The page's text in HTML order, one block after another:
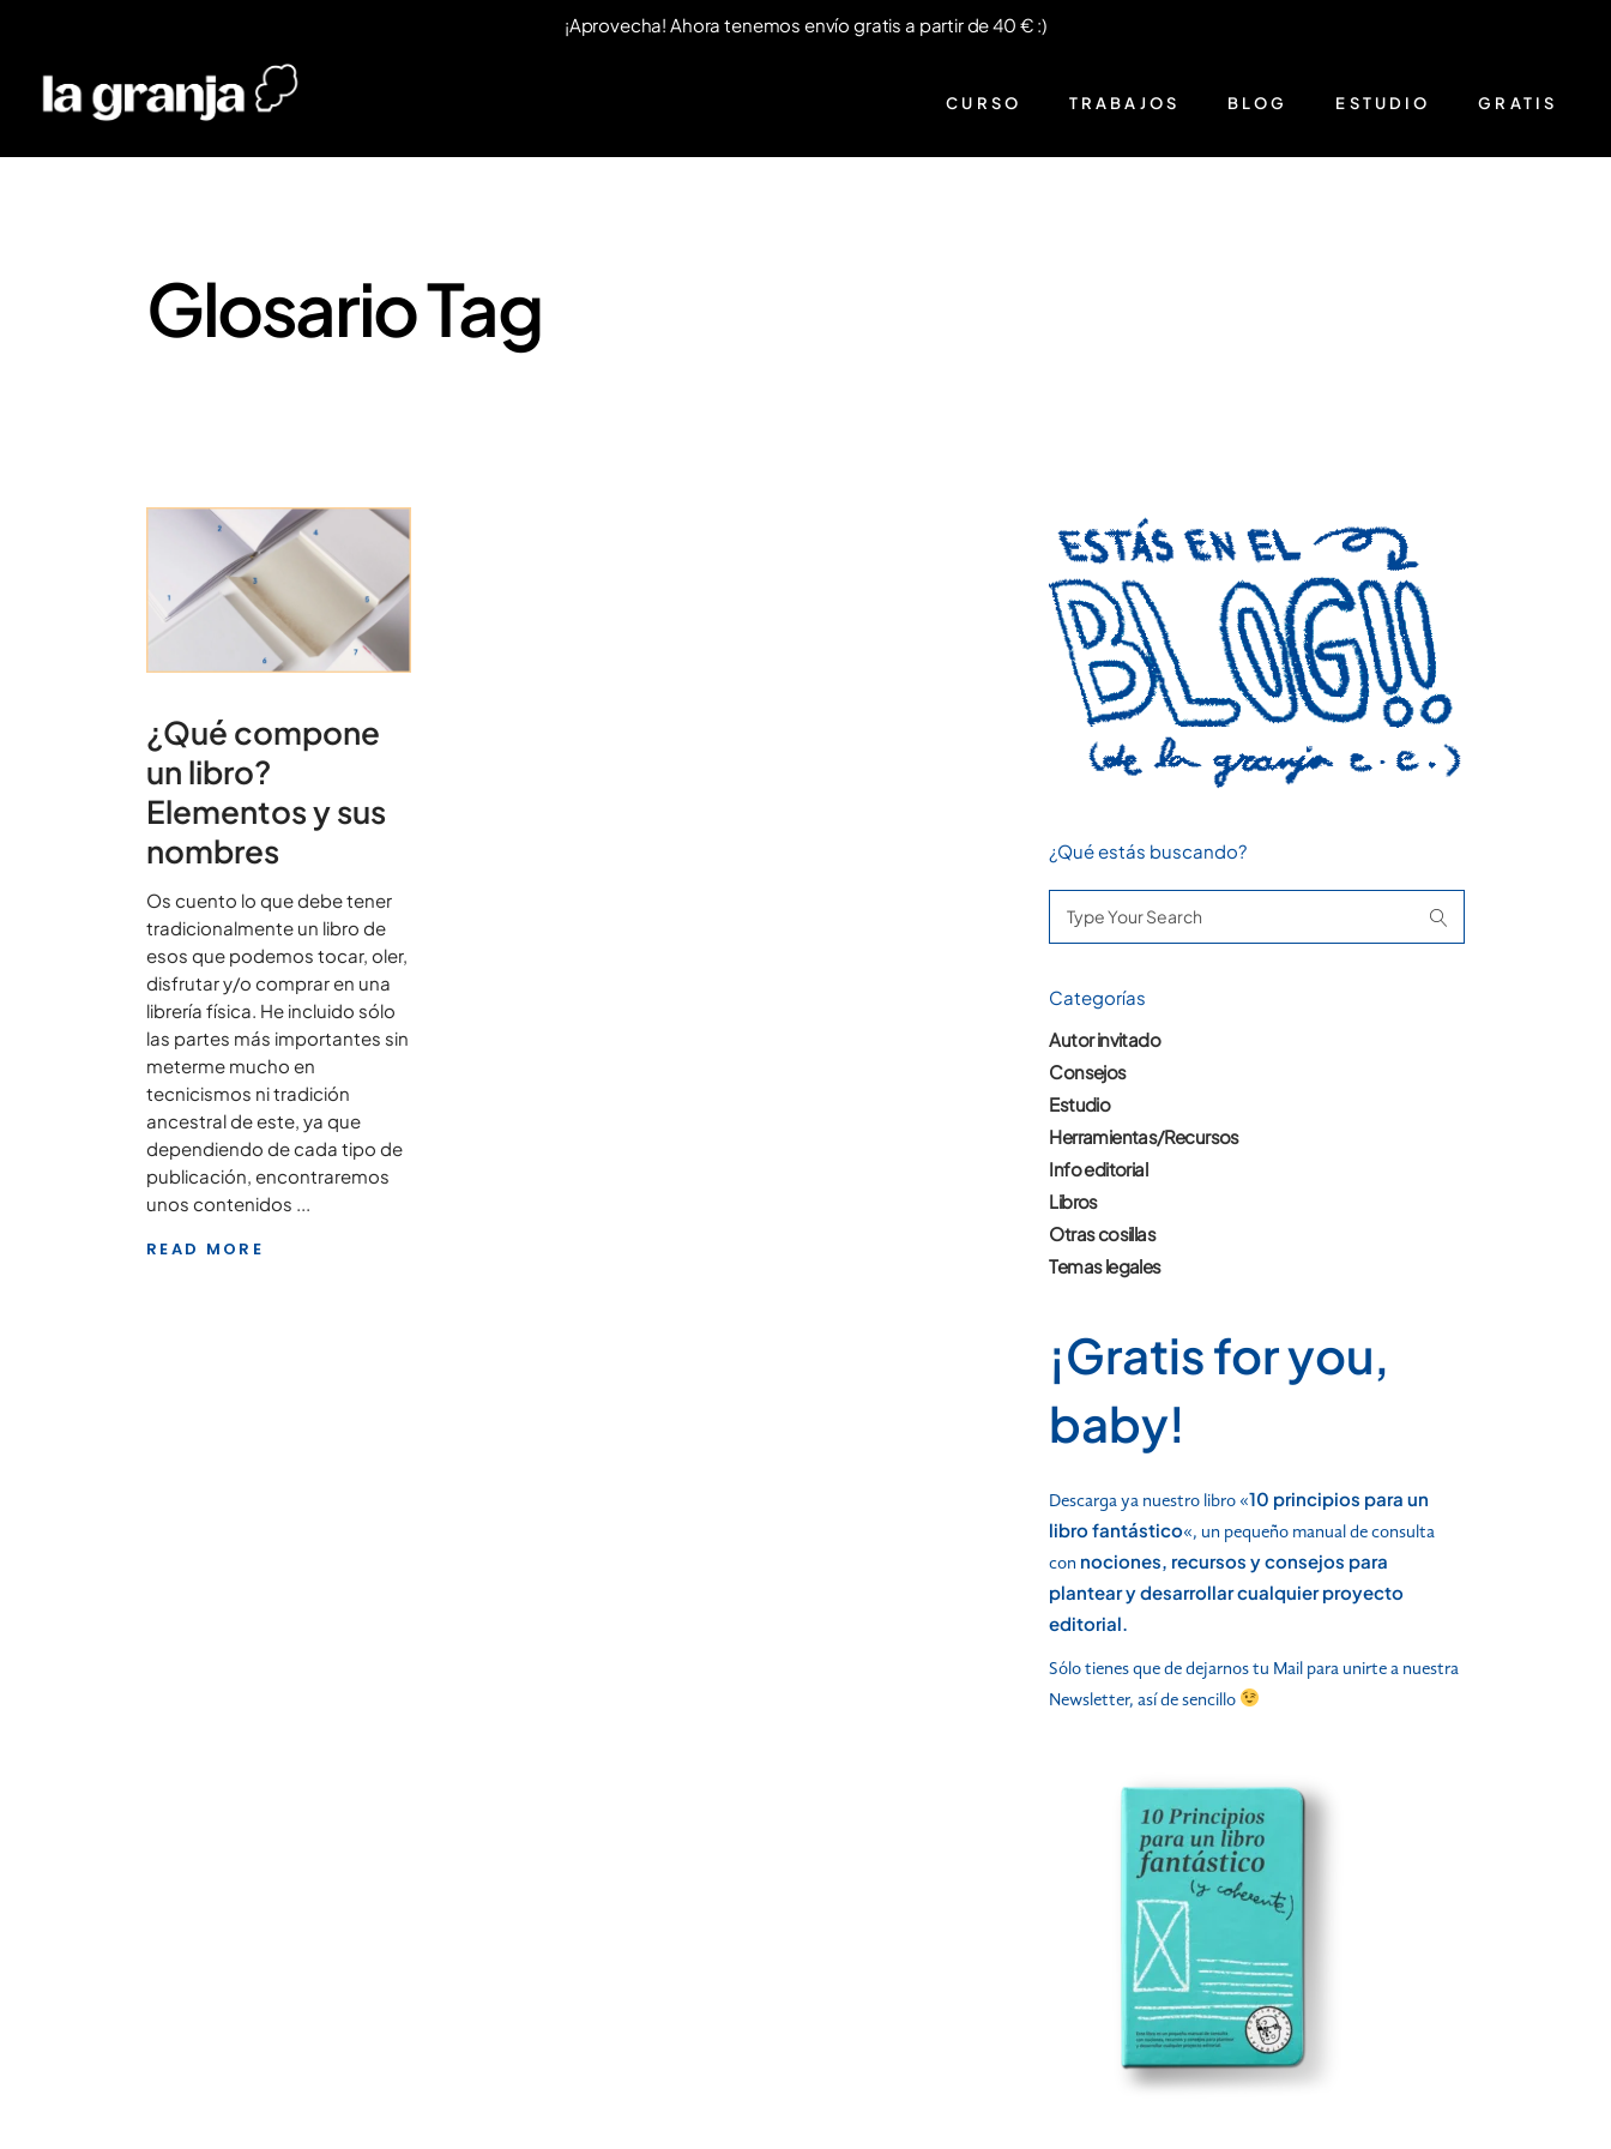
CURSO TRABAJOS BLOG ESTUDIO GRATIS
Glosario Tag
¿Qué compone
un libro?
Elementos y sus
nombres
Os cuento lo que debe tener
tradicionalmente un libro de
esos que podemos tocar, oler,
disfrutar y/o comprar en una
librería física. He incluido sólo
las partes más importantes sin
meterme mucho en
tecnicismos ni tradición
ancestral de este, ya que
dependiendo de cada tipo de
publicación, encontraremos
unos contenidos
READ MORE
¿Qué estás buscando?
for:
Categorías
Autor invitado
Consejos
Estudio
Herramientas/Recursos
Info editorial
Libros
Otras cosillas
Temas legales
¡Gratis for you,
baby!
Descarga ya nuestro libro «10 principios para un
libro fantástico«, un pequeño manual de consulta
con nociones, recursos y consejos para
plantear y desarrollar cualquier proyecto
editorial.
Sólo tienes que de dejarnos tu Mail para unirte a nuestra
Newsletter, así de sencillo
¡Aprovecha! Ahora tenemos envío gratis a partir de 40 € :)